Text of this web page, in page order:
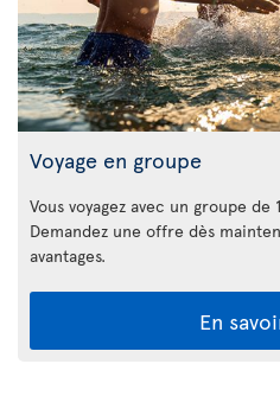
Voyage en groupe
Vous voyagez avec un groupe de
Demandez une offre dès
avantages.
En